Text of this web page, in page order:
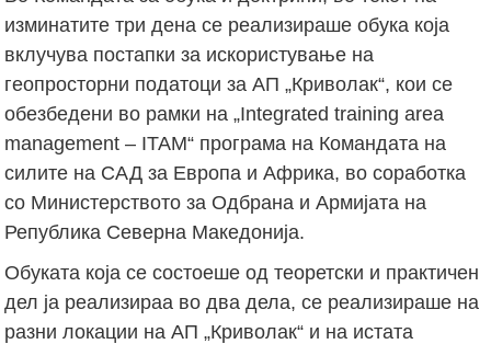
изминатите три дена се реализираше обука која
вклучува постапки за искористување на
геопросторни податоци за АП „Криволак“, кои се
обезбедени во рамки на „Integrated training area
management – ITAM“ програма на Командата на
силите на САД за Европа и Африка, во соработка
со Министерството за Одбрана и Армијата на
Република Северна Македонија.
Обуката која се состоеше од теоретски и практичен
дел ја реализираа во два дела, се реализираше на
разни локации на АП „Криволак“ и на истата